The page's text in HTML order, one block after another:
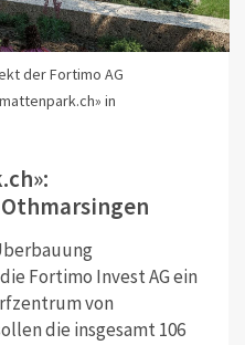
der Fortimo AG
in
Fortimo Invest AG ein
von
die insgesamt 106